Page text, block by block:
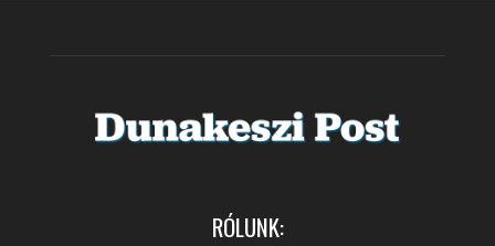
RÓLUNK: